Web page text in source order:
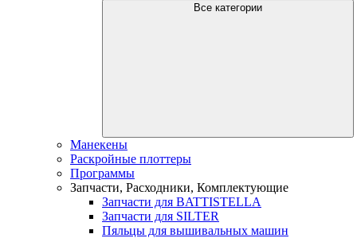
Все категории
Манекены
Раскройные плоттеры
Программы
Запчасти, Расходники, Комплектующие
Запчасти для BATTISTELLA
Запчасти для SILTER
Пяльцы для вышивальных машин